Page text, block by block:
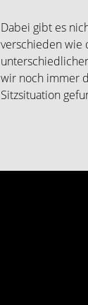
Dabei gibt es
verschieden wie
wir noch immer
Sitzsituation